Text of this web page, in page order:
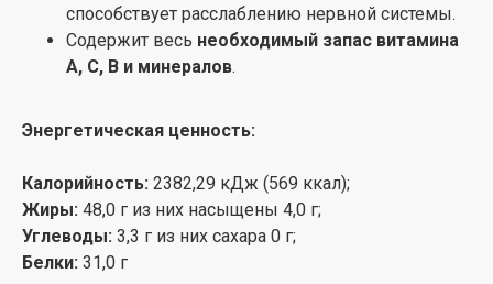
способствует расслаблению нервной системы.
Содержит весь необходимый запас витамина
A, C, B и минералов.
Энергетическая ценность:
​Калорийность: 2382,29 кДж (569 ккал);
Жиры: 48,0 г из них насыщены 4,0 г;
Углеводы: 3,3 г из них сахара 0 г;
Белки: 31,0 г